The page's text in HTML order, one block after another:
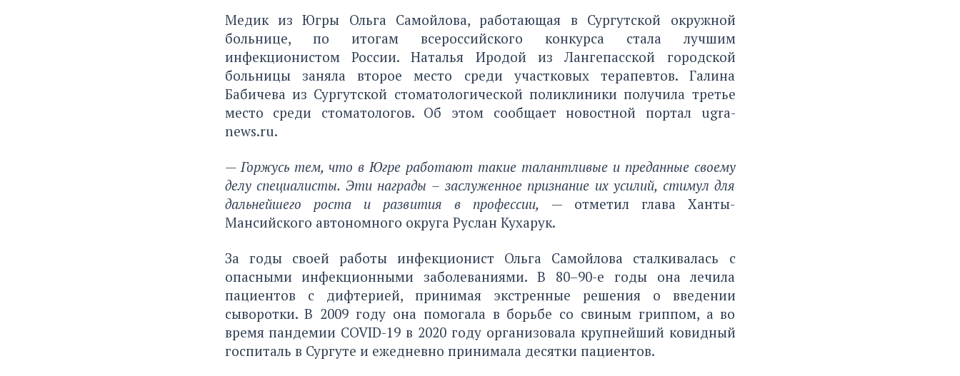
Медик из Югры Ольга Самойлова, работающая в Сургутской окружной
больнице, по итогам всероссийского конкурса стала лучшим
инфекционистом России. Наталья Иродой из Лангепасской городской
больницы заняла второе место среди участковых терапевтов. Галина
Бабичева из Сургутской стоматологической поликлиники получила третье
место среди стоматологов. Об этом сообщает новостной портал ugra-
news.ru.
— Горжусь тем, что в Югре работают такие талантливые и преданные своему
делу специалисты. Эти награды – заслуженное признание их усилий, стимул для
дальнейшего роста и развития в профессии, — отметил глава Ханты-
Мансийского автономного округа Руслан Кухарук.
За годы своей работы инфекционист Ольга Самойлова сталкивалась с
опасными инфекционными заболеваниями. В 80–90-е годы она лечила
пациентов с дифтерией, принимая экстренные решения о введении
сыворотки. В 2009 году она помогала в борьбе со свиным гриппом, а во
время пандемии COVID-19 в 2020 году организовала крупнейший ковидный
госпиталь в Сургуте и ежедневно принимала десятки пациентов.